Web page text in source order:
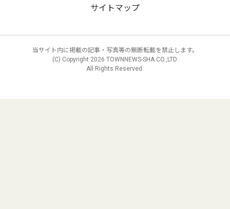
サイトマップ
当サイト内に掲載の記事・写真等の無断転載を禁止します。
(C) Copyright 2026 TOWNNEWS-SHA CO.,LTD.
All Rights Reserved.